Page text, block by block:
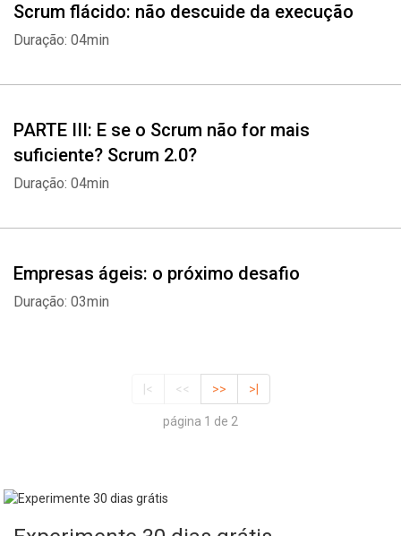
Scrum flácido: não descuide da execução
Duração: 04min
PARTE III: E se o Scrum não for mais
suficiente? Scrum 2.0?
Duração: 04min
Empresas ágeis: o próximo desafio
Duração: 03min
|< << >> >|
página 1 de 2